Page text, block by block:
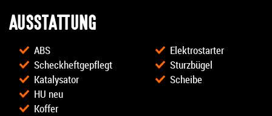
AUSSTATTUNG
ABS
Scheckheftgepflegt
Katalysator
HU neu
Koffer
Elektrostarter
Sturzbügel
Scheibe